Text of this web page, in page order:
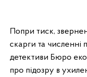
Попри тиск,
скарги та численні
детективи Бюро
про підозру в